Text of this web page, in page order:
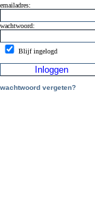
emailadres:
wachtwoord:
Blijf ingelogd
wachtwoord vergeten?